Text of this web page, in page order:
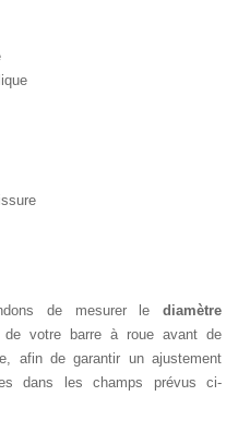
de mesurer le diamètre
de votre barre à roue avant de
afin de garantir un ajustement
dans les champs prévus ci-